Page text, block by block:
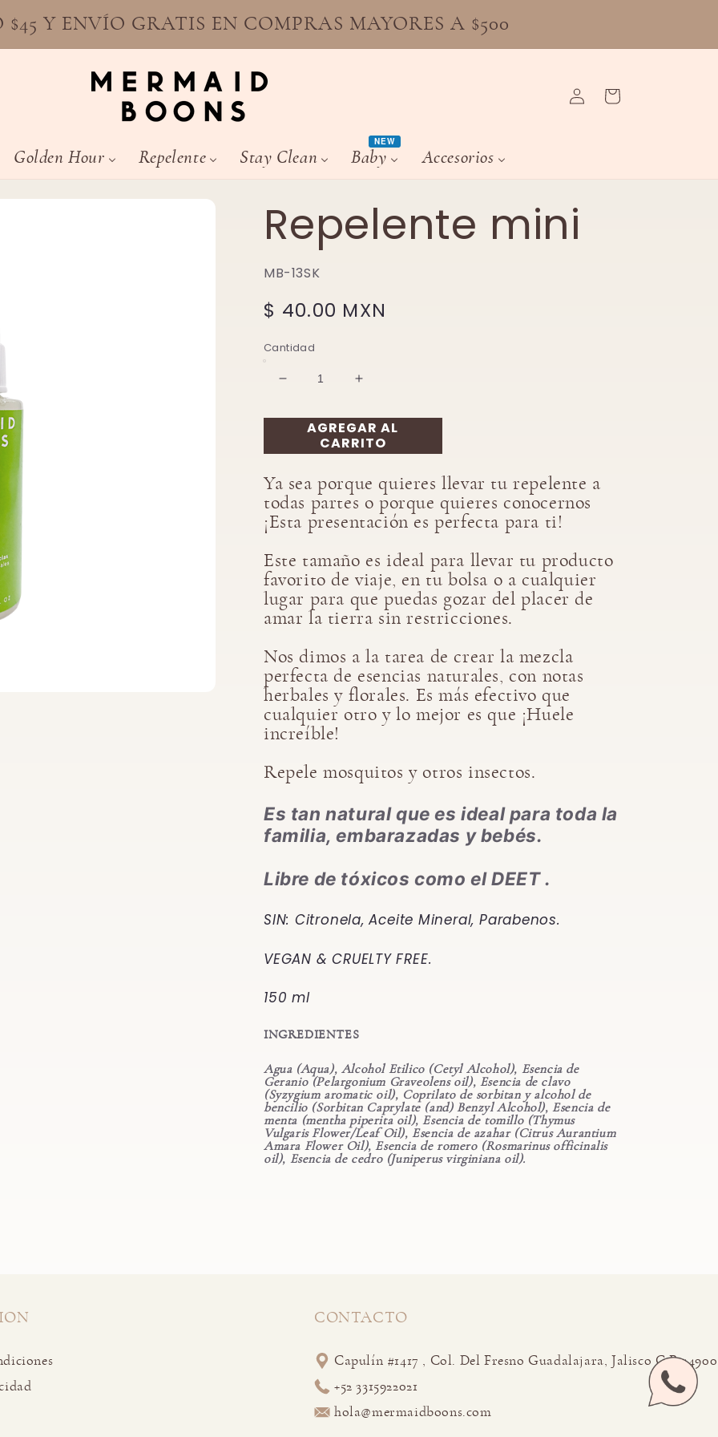
$45 Y ENVÍO GRATIS EN COMPRAS MAYORES A $500
Golden Hour Repelente Stay Clean Baby
NEW
Accesorios
Iniciar
sesión
Carrito
Repelente mini
MB-13SK
Precio
habitual
$ 40.00 MXN
Cantidad
Reducir
para
Repelente
mini
Aumentar
para
Repelente
mini
AGREGAR AL
CARRITO
Ya sea porque quieres llevar tu repelente a
todas partes o porque quieres conocernos
¡Esta presentación es perfecta para ti!
Este tamaño es ideal para llevar tu producto
favorito de viaje, en tu bolsa o a cualquier
lugar para que puedas gozar del placer de
amar la tierra sin restricciones.
Nos dimos a la tarea de crear la mezcla
perfecta de esencias naturales, con notas
herbales y florales. Es más efectivo que
cualquier otro y lo mejor es que ¡Huele
increíble!
Repele mosquitos y otros insectos.
Es tan natural que es ideal para toda la
familia, embarazadas y bebés.
Libre de tóxicos como el DEET .
SIN: Citronela, Aceite Mineral, Parabenos.
VEGAN & CRUELTY FREE.
150 ml
INGREDIENTES
Agua (Aqua), Alcohol Etilico (Cetyl Alcohol), Esencia de
Geranio (Pelargonium Graveolens oil), Esencia de clavo
(Syzygium aromatic oil), Coprilato de sorbitan y alcohol de
bencilio (Sorbitan Caprylate (and) Benzyl Alcohol), Esencia de
menta (mentha piperita oil), Esencia de tomillo (Thymus
Vulgaris Flower/Leaf Oil), Esencia de azahar (Citrus Aurantium
Amara Flower Oil), Esencia de romero (Rosmarinus officinalis
oil), Esencia de cedro (Juniperus virginiana oil).
CONTACTO
Capulín #1417 , Col. Del Fresno Guadalajara, Jalisco C.P 44900
+52 3315922021
hola@mermaidboons.com